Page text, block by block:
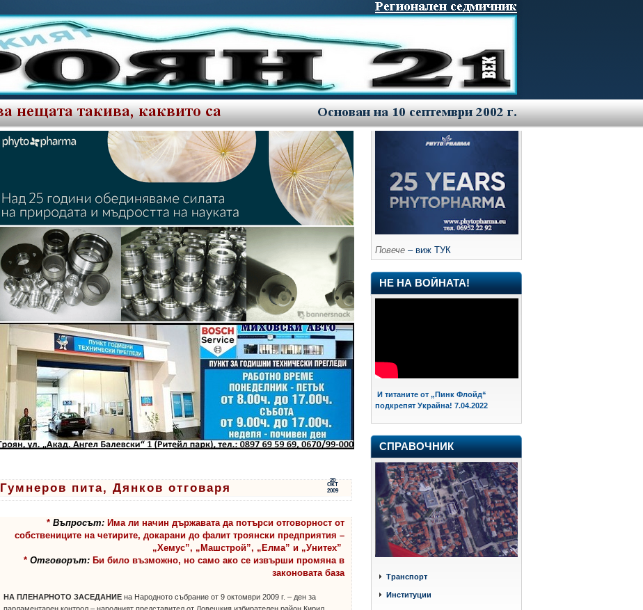
20
ОКТ
2009
Гумнеров пита, Дянков отговаря
* Въпросът: Има ли начин държавата да потърси отговорност от
собствениците на четирите, докарани до фалит троянски предприятия –
„Хемус”, „Машстрой”, „Елма” и „Унитех”
* Отговорът: Би било възможно, но само ако се извърши промяна в
законовата база
НА ПЛЕНАРНОТО ЗАСЕДАНИЕна Народното събрание от 9 октомври 2009 г. – ден за
Повече – виж ТУК
НЕ НА ВОЙНАТА!
И титаните от „Пинк Флойд“
подкрепят Украйна! 7.04.2022
СПРАВОЧНИК
Транспорт
Институции